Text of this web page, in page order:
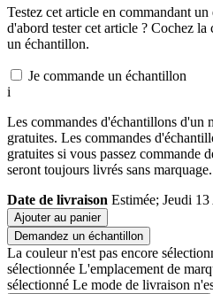
Testez cet article en commandant
d'abord tester cet article ? Cochez la
un échantillon.
Je commande un échantillon
i
Les commandes d'échantillons d'un
gratuites. Les commandes
gratuites si vous passez commande
seront toujours livrés sans marquage.
Date de livraison Estimée; Jeudi
Ajouter au panier
Demandez un échantillon
La couleur n'est pas encore
sélectionnée L'emplacement de
sélectionné Le mode de livraison